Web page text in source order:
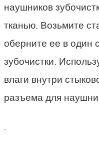
наушников
тканью. Возьмите
оберните ее в один
зубочистки.
влаги внутри
разъема для